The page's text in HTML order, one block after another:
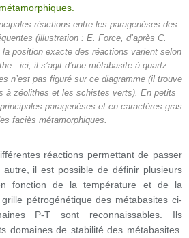
réactions entre les paragenèses des
(illustration : E. Force, d’après C.
position exacte des réactions varient selon
: ici, il s’agit d’une métabasite à quartz.
n’est pas figuré sur ce diagramme (il trouve
à zéolithes et les schistes verts). En petits
paragenèses et en caractères gras
faciès métamorphiques.
réactions permettant de passer
autre, il est possible de définir plusieurs
fonction de la température et de la
pétrogénétique des métabasites ci-
P-T sont reconnaissables. Ils
domaines de stabilité des métabasites.